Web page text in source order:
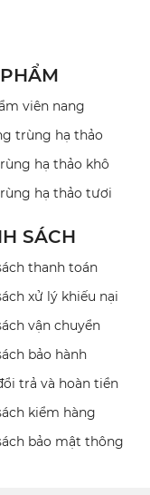
viên nang
trùng hạ thảo
hạ thảo khô
hạ thảo tươi
SÁCH
thanh toán
xử lý khiếu nại
vận chuyển
bảo hành
trả và hoàn tiền
kiểm hàng
bảo mật thông